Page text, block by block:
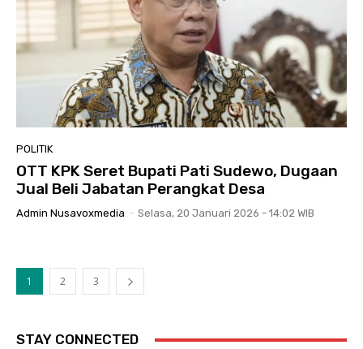
POLITIK
OTT KPK Seret Bupati Pati Sudewo, Dugaan
Jual Beli Jabatan Perangkat Desa
Admin Nusavoxmedia - Selasa, 20 Januari 2026 - 14:02 WIB
1 2 3
STAY CONNECTED